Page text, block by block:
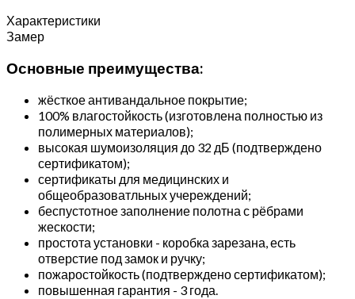
Характеристики
Замер
Основные преимущества:
жёсткое антивандальное покрытие;
100% влагостойкость (изготовлена полностью из
полимерных материалов);
высокая шумоизоляция до 32 дБ (подтверждено
сертификатом);
сертификаты для медицинских и
общеобразоватльных учереждений;
беспустотное заполнение полотна с рёбрами
жескости;
простота установки - коробка зарезана, есть
отверстие под замок и ручку;
пожаростойкость (подтверждено сертификатом);
повышенная гарантия - 3 года.